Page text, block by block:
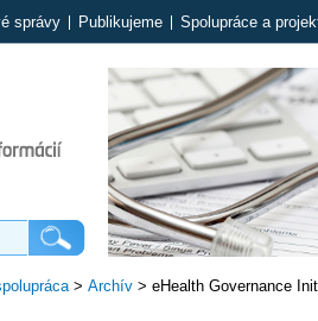
správy Publikujeme Spolupráce a
> Archív> eHealth Governance